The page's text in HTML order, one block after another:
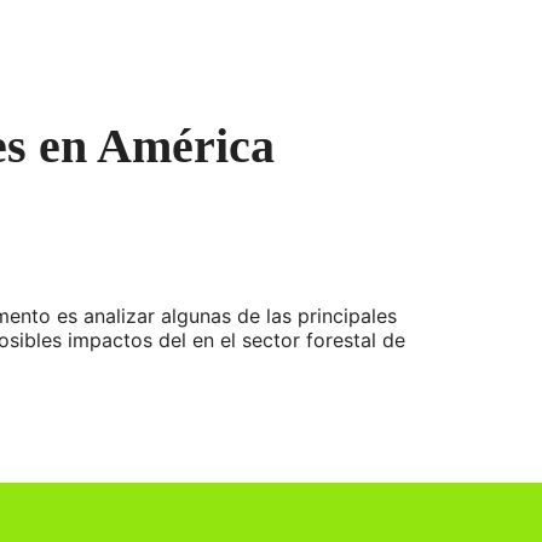
en América
es analizar algunas de las principales
impactos del en el sector forestal de